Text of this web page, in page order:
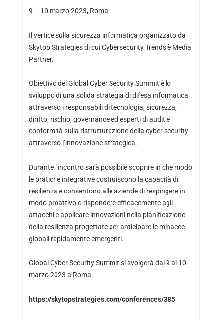
9 – 10 marzo 2023, Roma
Il vertice sulla sicurezza informatica organizzato da
Skytop Strategies di cui Cybersecurity Trends è Media
Partner.
Obiettivo del Global Cyber Security Summit è lo
sviluppo di una solida strategia di difesa informatica
attraverso i responsabili di tecnologia, sicurezza,
diritto, rischio, governance ed esperti di audit e
conformità sulla ristrutturazione della cyber security
attraverso l’innovazione strategica.
Durante l’incontro sarà possibile scoprire in che modo
le pratiche integrative costruiscono la capacità di
resilienza e consentono alle aziende di respingere in
modo proattivo o rispondere efficacemente agli
attacchi e applicare innovazioni nella pianificazione
della resilienza progettate per anticipare le minacce
globali rapidamente emergenti.
Global Cyber Security Summit si svolgerà dal 9 al 10
marzo 2023 a Roma.
https://skytopstrategies.com/conferences/385